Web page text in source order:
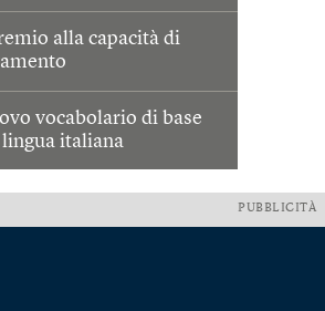
alla capacità di
vocabolario di base
italiana
PUBBLICITÀ